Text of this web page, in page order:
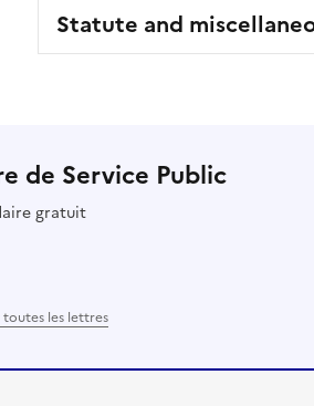
Statute and
de Service Public
gratuit
les lettres